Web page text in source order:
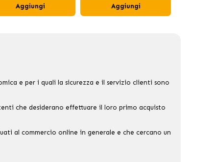
Aggiungi Aggiungi
e per i quali la sicurezza e il servizio clienti sono
che desiderano effettuare il loro primo acquisto
al commercio online in generale e che cercano un